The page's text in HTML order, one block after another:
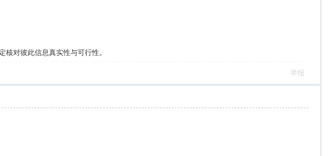
对彼此信息真实性与可行性。
举报